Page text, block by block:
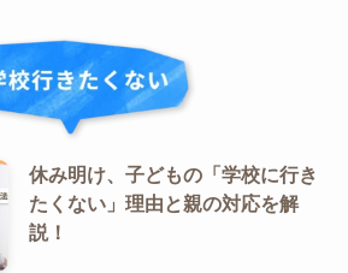
休み明け、子どもの「学校に行き
たくない」理由と親の対応を解
説！